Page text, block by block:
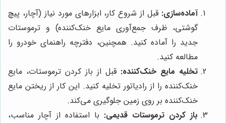
آماده‌سازی: قبل از شروع کار، ابزارهای مورد نیاز (آچار، پیچ
گوشتی، ظرف جمع‌آوری مایع خنک‌کننده) و ترموستات
جدید را آماده کنید. همچنین، دفترچه راهنمای خودرو را
مطالعه کنید.
تخلیه مایع خنک‌کننده: قبل از باز کردن ترموستات، مایع
خنک‌کننده را از رادیاتور تخلیه کنید. این کار از ریختن مایع
خنک‌کننده بر روی زمین جلوگیری می‌کند.
باز کردن ترموستات قدیمی: با استفاده از آچار مناسب،